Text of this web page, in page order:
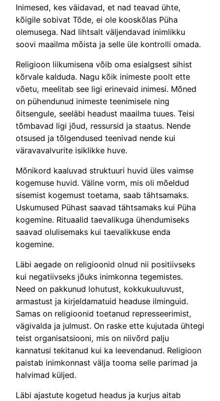
Inimesed, kes väidavad, et nad teavad ühte,
kõigile sobivat Tõde, ei ole kooskõlas Püha
olemusega. Nad lihtsalt väljendavad inimlikku
soovi maailma mõista ja selle üle kontrolli omada.
Religioon liikumisena võib oma esialgsest sihist
kõrvale kalduda. Nagu kõik inimeste poolt ette
võetu, meelitab see ligi erinevaid inimesi. Mõned
on pühendunud inimeste teenimisele ning
õitsengule, seeläbi headust maailma tuues. Teisi
tõmbavad ligi jõud, ressursid ja staatus. Nende
otsused ja tõlgendused teenivad nende kui
väravavalvurite isiklikke huve.
Mõnikord kaaluvad struktuuri huvid üles vaimse
kogemuse huvid. Väline vorm, mis oli mõeldud
sisemist kogemust toetama, saab tähtsamaks.
Uskumused Pühast saavad tähtsamaks kui Püha
kogemine. Rituaalid taevalikuga ühendumiseks
saavad olulisemaks kui taevalikkuse enda
kogemine.
Läbi aegade on religioonid olnud nii positiivseks
kui negatiivseks jõuks inimkonna tegemistes.
Need on pakkunud lohutust, kokkukuuluvust,
armastust ja kirjeldamatuid headuse ilminguid.
Samas on religioonid toetanud represseerimist,
vägivalda ja julmust. On raske ette kujutada ühtegi
teist organisatsiooni, mis on niivõrd palju
kannatusi tekitanud kui ka leevendanud. Religioon
paistab inimkonnast välja tooma selle parimad ja
halvimad küljed.
Läbi ajastute kogetud headus ja kurjus aitab